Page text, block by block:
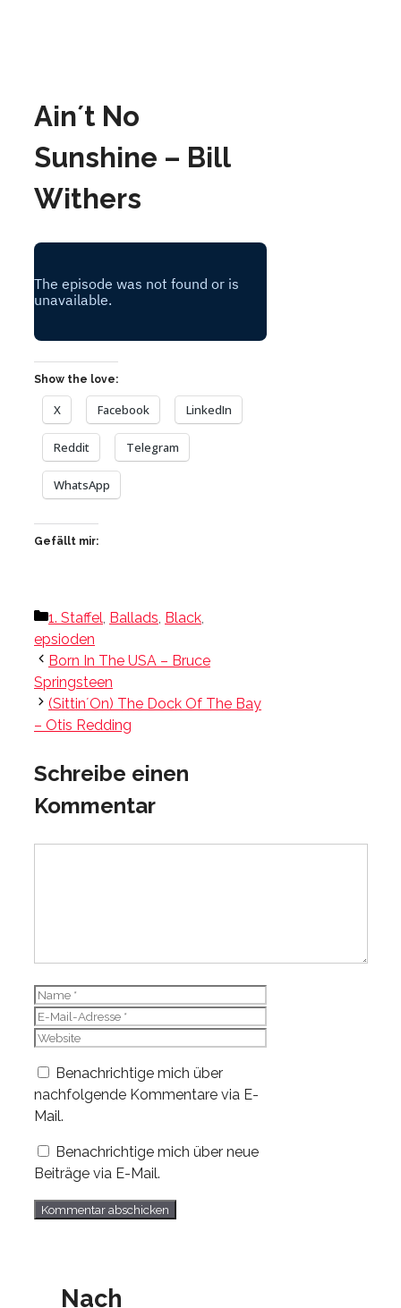
Ain´t No
Sunshine – Bill
Withers
Show the love:
X Facebook LinkedIn
Reddit Telegram
WhatsApp
Gefällt mir:
Kategorien
1. Staffel Ballads Black
epsioden
Born In The USA – Bruce
Springsteen
(Sittin´On) The Dock Of The Bay
– Otis Redding
Schreibe einen
Kommentar
Name
E-
Mail-
Website
Benachrichtige mich über
nachfolgende Kommentare via E-
Mail.
Benachrichtige mich über neue
Beiträge via E-Mail.
Nach